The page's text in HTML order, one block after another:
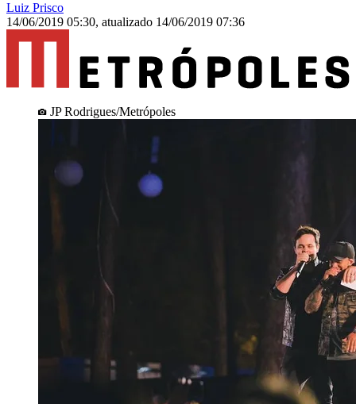
Luiz Prisco
14/06/2019 05:30, atualizado 14/06/2019 07:36
JP Rodrigues/Metrópoles